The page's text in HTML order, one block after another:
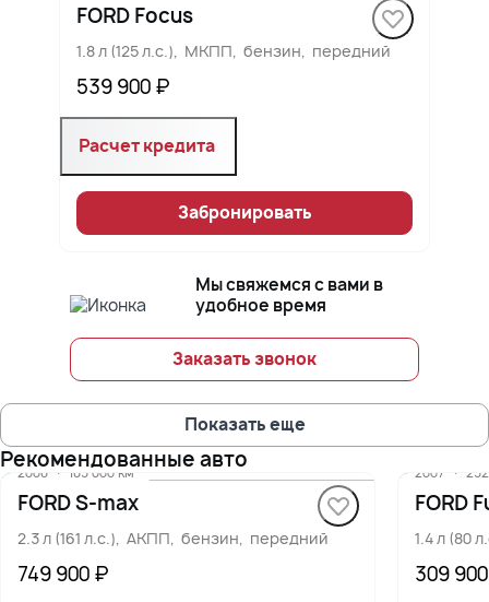
FORD Focus
1.8 л (125 л.с.), МКПП, бензин, передний
539 900 ₽
Расчет кредита
Забронировать
Мы свяжемся с вами в
удобное время
Заказать звонок
Показать еще
Рекомендованные авто
2008·183 000 км
FORD S-max
2.3 л (161 л.с.), АКПП, бензин, передний
749 900 ₽
2007 ·
FORD
1.4 л (80
309